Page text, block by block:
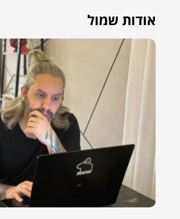
אודות שמול